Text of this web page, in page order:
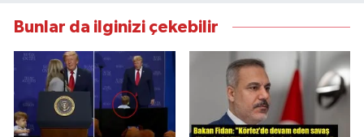
Bunlar da ilginizi çekebilir